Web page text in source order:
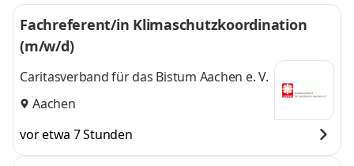
Fachreferent/in Klimaschutzkoordination
(m/w/d)
Caritasverband für das Bistum Aachen e. V.
Aachen
vor etwa 7 Stunden